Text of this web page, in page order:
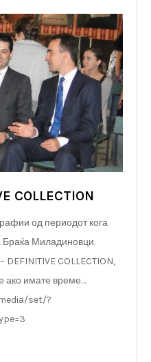
COLLECTION
од периодот кога
Браќа Миладиновци.
DEFINITIVE COLLECTION,
ако имате време…
set/?